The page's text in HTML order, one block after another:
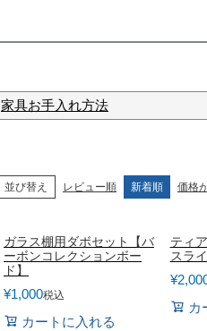
ダイニングチェアー
ダイニングセット
食器棚81～100cm
キッチンカウンター
カウンター下収納
家具お手入れ方法
並び替え レビュー順 新着順 価格
ガラス棚用ダボセット【バ
ーボンコレクションボー
ド】
¥1,000税込
カートに入れる
ティ
スラ
¥
カ